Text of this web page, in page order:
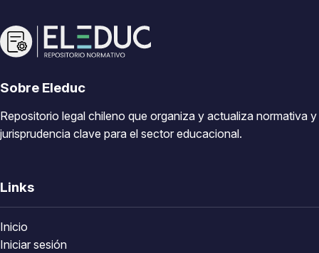
Sobre Eleduc
Repositorio legal chileno que organiza y actualiza normativa y
jurisprudencia clave para el sector educacional.
Links
Inicio
Iniciar sesión